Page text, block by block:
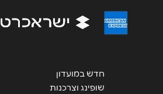
חדש במועדון
שופינג וצרכנות